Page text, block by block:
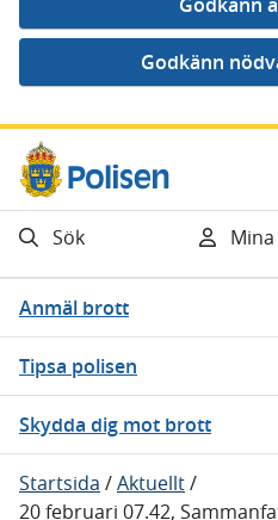
Gå direkt till innehåll
Sök
Anmäl brott
Tipsa polisen
Skydda dig mot brott
Startsida /Aktuellt/
20 februari 07.42,